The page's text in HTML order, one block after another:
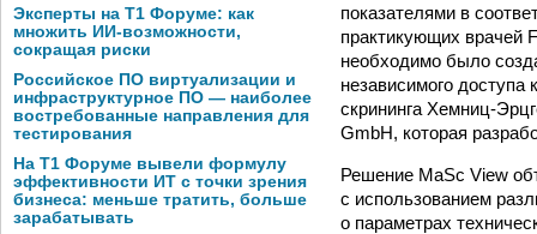
Эксперты на Т1 Форуме: как
множить ИИ-возможности,
сокращая риски
Российское ПО виртуализации и
инфраструктурное ПО — наиболее
востребованные направления для
тестирования
На Т1 Форуме вывели формулу
эффективности ИТ с точки зрения
бизнеса: меньше тратить, больше
зарабатывать
показателями в
практикующих врачей
необходимо было
независимого
скрининга Хемниц-
GmbH, которая
Решение MaSc View
с использованием
о параметрах